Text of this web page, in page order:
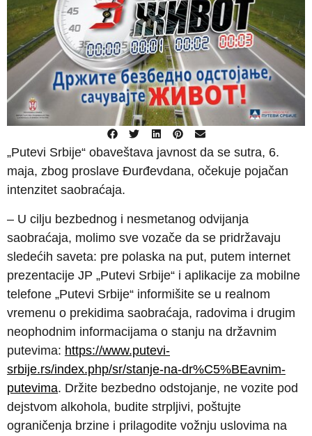
„Putevi Srbije“ obaveštava javnost da se sutra, 6.
maja, zbog proslave Đurđevdana, očekuje pojačan
intenzitet saobraćaja.
– U cilju bezbednog i nesmetanog odvijanja
saobraćaja, molimo sve vozače da se pridržavaju
sledećih saveta: pre polaska na put, putem internet
prezentacije JP „Putevi Srbije“ i aplikacije za mobilne
telefone „Putevi Srbije“ informišite se u realnom
vremenu o prekidima saobraćaja, radovima i drugim
neophodnim informacijama o stanju na državnim
putevima: https://www.putevi-
srbije.rs/index.php/sr/stanje-na-dr%C5%BEavnim-
putevima. Držite bezbedno odstojanje, ne vozite pod
dejstvom alkohola, budite strpljivi, poštujte
ograničenja brzine i prilagodite vožnju uslovima na